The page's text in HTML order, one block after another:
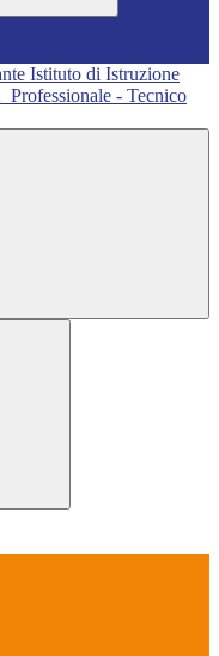
Istituto di Istruzione
Professionale - Tecnico